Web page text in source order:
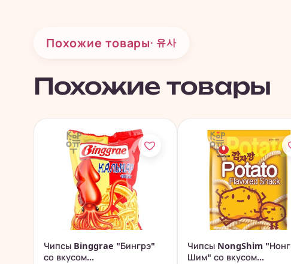
Похожие товары· 유사
Похожие товары
Чипсы Binggrae "Бингрэ"
со вкусом...
Чипсы NongShim "Нонг
Шим" со вкусом...